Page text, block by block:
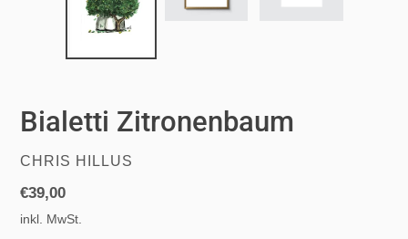
Bialetti Zitronenbaum
VERKÄUFER
CHRIS HILLUS
Normaler
Preis
€39,00
inkl. MwSt.